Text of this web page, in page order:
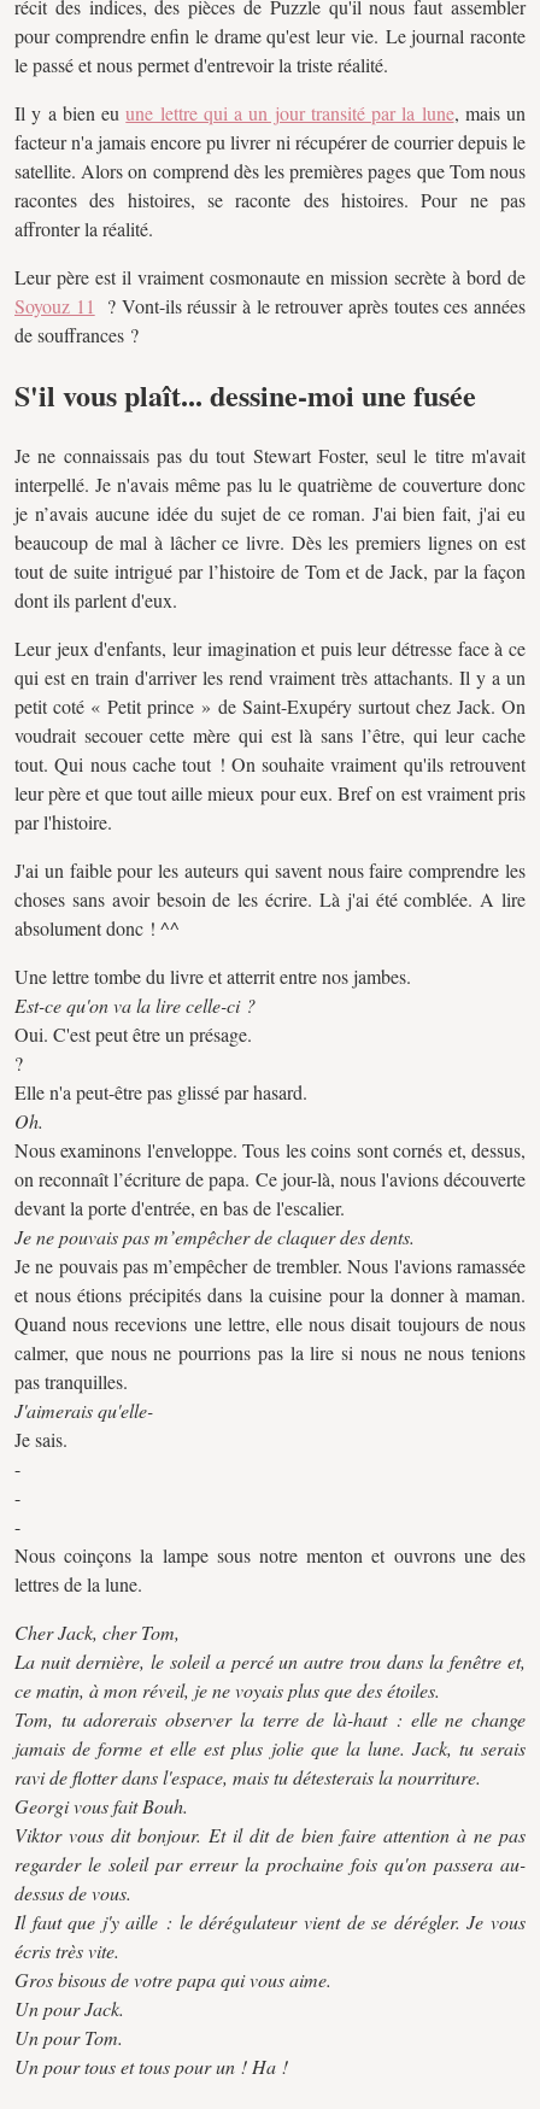
récit des indices, des pièces de Puzzle qu'il nous faut assembler
pour comprendre enfin le drame qu'est leur vie. Le journal raconte
le passé et nous permet d'entrevoir la triste réalité.
Il y a bien euune lettre qui a un jour transité par la lune, mais un
facteur n'a jamais encore pu livrer ni récupérer de courrier depuis le
satellite. Alors on comprend dès les premières pages que Tom nous
racontes des histoires, se raconte des histoires. Pour ne pas
affronter la réalité.
Leur père est il vraiment cosmonaute en mission secrète à bord de
Soyouz 11
? Vont-ils réussir à le retrouver après toutes ces années
de souffrances ?
S'il vous plaît... dessine-moi une fusée
Je ne connaissais pas du tout Stewart Foster, seul le titre m'avait
interpellé. Je n'avais même pas lu le quatrième de couverture donc
je n’avais aucune idée du sujet de ce roman. J'ai bien fait, j'ai eu
beaucoup de mal à lâcher ce livre. Dès les premiers lignes on est
tout de suite intrigué par l’histoire de Tom et de Jack, par la façon
dont ils parlent d'eux.
Leur jeux d'enfants, leur imagination et puis leur détresse face à ce
qui est en train d'arriver les rend vraiment très attachants. Il y a un
petit coté « Petit prince » de Saint-Exupéry surtout chez Jack. On
voudrait secouer cette mère qui est là sans l’être, qui leur cache
tout. Qui nous cache tout ! On souhaite vraiment qu'ils retrouvent
leur père et que tout aille mieux pour eux. Bref on est vraiment pris
par l'histoire.
J'ai un faible pour les auteurs qui savent nous faire comprendre les
choses sans avoir besoin de les écrire. Là j'ai été comblée. A lire
absolument donc ! ^^
Une lettre tombe du livre et atterrit entre nos jambes.
Est-ce qu'on va la lire celle-ci ?
Oui. C'est peut être un présage.
?
Elle n'a peut-être pas glissé par hasard.
Oh.
Nous examinons l'enveloppe. Tous les coins sont cornés et, dessus,
on reconnaît l’écriture de papa. Ce jour-là, nous l'avions découverte
devant la porte d'entrée, en bas de l'escalier.
Je ne pouvais pas m’empêcher de claquer des dents.
Je ne pouvais pas m’empêcher de trembler. Nous l'avions ramassée
et nous étions précipités dans la cuisine pour la donner à maman.
Quand nous recevions une lettre, elle nous disait toujours de nous
calmer, que nous ne pourrions pas la lire si nous ne nous tenions
pas tranquilles.
J'aimerais qu'elle-
Je sais.
-
-
-
Nous coinçons la lampe sous notre menton et ouvrons une des
lettres de la lune.
Cher Jack, cher Tom,
La nuit dernière, le soleil a percé un autre trou dans la fenêtre et,
ce matin, à mon réveil, je ne voyais plus que des étoiles.
Tom, tu adorerais observer la terre de là-haut : elle ne change
jamais de forme et elle est plus jolie que la lune. Jack, tu serais
ravi de flotter dans l'espace, mais tu détesterais la nourriture.
Georgi vous fait Bouh.
Viktor vous dit bonjour. Et il dit de bien faire attention à ne pas
regarder le soleil par erreur la prochaine fois qu'on passera au-
dessus de vous.
Il faut que j'y aille : le dérégulateur vient de se dérégler. Je vous
écris très vite.
Gros bisous de votre papa qui vous aime.
Un pour Jack.
Un pour Tom.
Un pour tous et tous pour un ! Ha !